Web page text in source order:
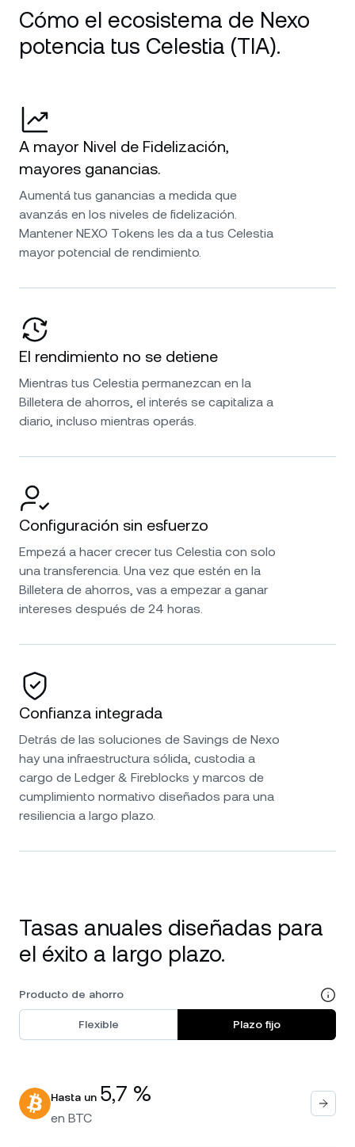
Cómo el ecosistema de Nexo
potencia tus Celestia (TIA).
A mayor Nivel de Fidelización,
mayores ganancias.
Aumentá tus ganancias a medida que
avanzás en los niveles de fidelización.
Mantener NEXO Tokens les da a tus Celestia
mayor potencial de rendimiento.
El rendimiento no se detiene
Mientras tus Celestia permanezcan en la
Billetera de ahorros, el interés se capitaliza a
diario, incluso mientras operás.
Configuración sin esfuerzo
Empezá a hacer crecer tus Celestia con solo
una transferencia. Una vez que estén en la
Billetera de ahorros, vas a empezar a ganar
intereses después de 24 horas.
Confianza integrada
Detrás de las soluciones de Savings de Nexo
hay una infraestructura sólida, custodia a
cargo de Ledger & Fireblocks y marcos de
cumplimiento normativo diseñados para una
resiliencia a largo plazo.
Tasas anuales diseñadas para
el éxito a largo plazo.
Producto de ahorro
Flexible Plazo fijo
Hasta un 5,7 %
en BTC